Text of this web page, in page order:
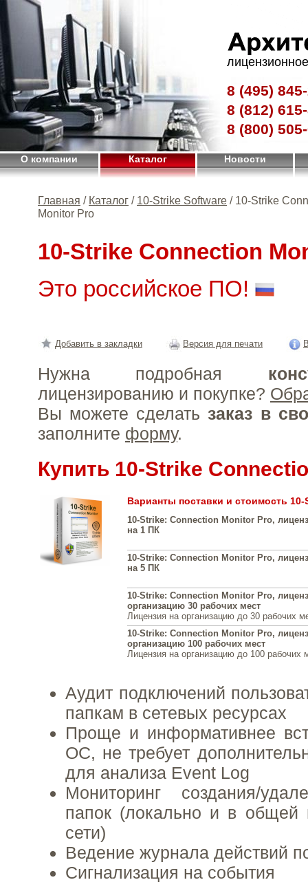
8 (495)
8 (812)
8 (800)
О компании Каталог Новости
Главная / Каталог / 10-Strike Software / 10-Strike
Monitor Pro
10-Strike Connection
Это российское ПО!
Добавить в закладки Версия для печати
Нужна подробная
лицензированию и покупке?
Вы можете сделать заказ в
заполните форму.
Купить 10-Strike
Варианты поставки и стоимость
10-Strike: Connection Monitor Pro,
на 1 ПК
10-Strike: Connection Monitor Pro,
на 5 ПК
10-Strike: Connection Monitor Pro,
организацию 30 рабочих мест
Лицензия на организацию до 30 рабочих
10-Strike: Connection Monitor Pro,
организацию 100 рабочих мест
Лицензия на организацию до 100 рабочих
Аудит подключений
папкам в сетевых ресурсах
Проще и информативнее
ОС, не требует
для анализа Event Log
Мониторинг создания/
папок (локально и в общей
сети)
Ведение журнала действий
Сигнализация на события